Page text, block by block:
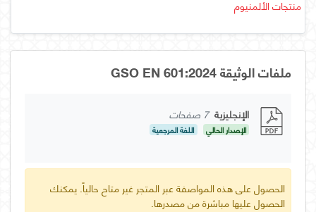
منتجات الألمنيوم
ملفات الوثيقة GSO EN 601:2024
الإنجليزية 7 صفحات
الإصدار الحالي اللغة المرجعية
الحصول على هذه المواصفة عبر المتجر غير متاح حالياً. يمكنك
الحصول عليها مباشرة من مصدرها.